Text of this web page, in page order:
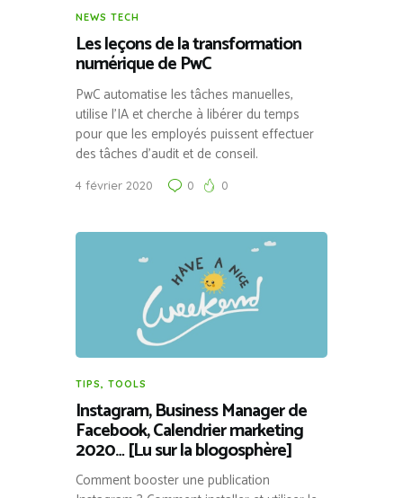
NEWS TECH
Les leçons de la transformation
numérique de PwC
PwC automatise les tâches manuelles,
utilise l’IA et cherche à libérer du temps
pour que les employés puissent effectuer
des tâches d’audit et de conseil.
4 février 2020 0 0
TIPS TOOLS
Instagram, Business Manager de
Facebook, Calendrier marketing
2020… [Lu sur la blogosphère]
Comment booster une publication